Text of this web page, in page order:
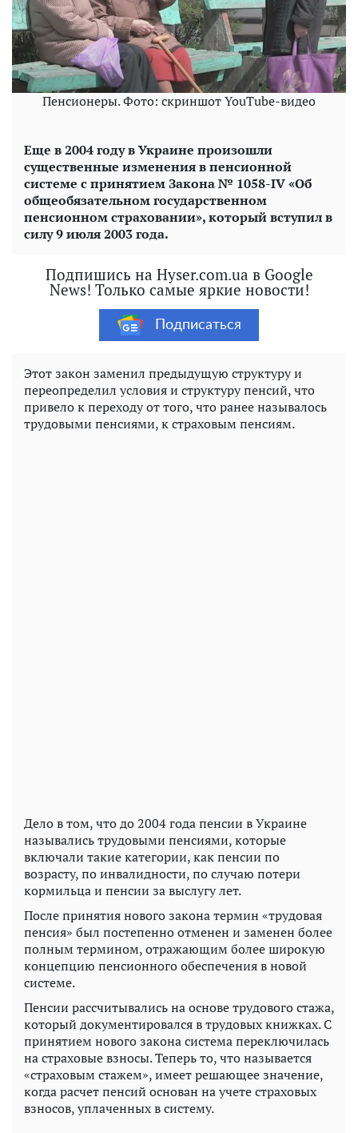
Пенсионеры. Фото: скриншот YouTube-видео
Еще в 2004 году в Украине произошли
существенные изменения в пенсионной
системе с принятием Закона № 1058-IV «Об
общеобязательном государственном
пенсионном страховании», который вступил в
силу 9 июля 2003 года.
Подпишись на Hyser.com.ua в Google
News! Только самые яркие новости!
Подписаться
Этот закон заменил предыдущую структуру и
переопределил условия и структуру пенсий, что
привело к переходу от того, что ранее называлось
трудовыми пенсиями, к страховым пенсиям.
Дело в том, что до 2004 года пенсии в Украине
назывались трудовыми пенсиями, которые
включали такие категории, как пенсии по
возрасту, по инвалидности, по случаю потери
кормильца и пенсии за выслугу лет.
После принятия нового закона термин «трудовая
пенсия» был постепенно отменен и заменен более
полным термином, отражающим более широкую
концепцию пенсионного обеспечения в новой
системе.
Пенсии рассчитывались на основе трудового стажа,
который документировался в трудовых книжках. С
принятием нового закона система переключилась
на страховые взносы. Теперь то, что называется
«страховым стажем», имеет решающее значение,
когда расчет пенсий основан на учете страховых
взносов, уплаченных в систему.